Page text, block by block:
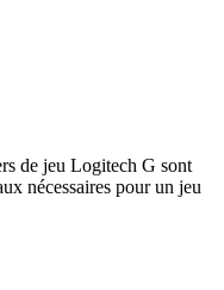
de jeu Logitech G sont
nécessaires pour un jeu